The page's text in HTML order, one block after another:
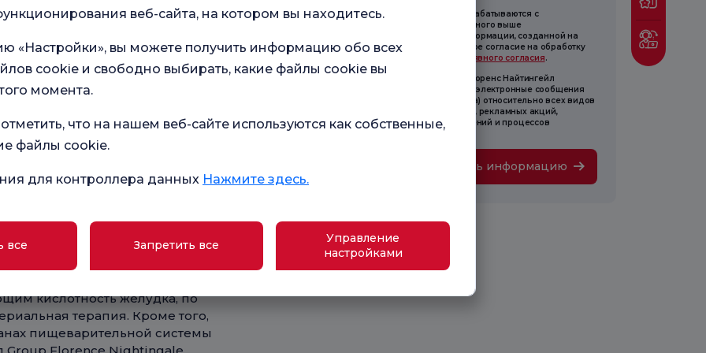
H. pylori, которая не лечится на
тип рака, который
метастазировать.
прямой кишкой.
печени и образование
заболевания печени.
и подход
Florence Nightingale
врачами-специалистами в
таких как рефлюкс, гастрит и язва,
кислотность желудка, по
терапия. Кроме того,
пищеварительной системы
Мои персональные данные обрабатываются с
использованием предоставленного выше
информационного текста и информации, созданной на
основе этого текста. Я даю явное согласие на обработку
Тексте явного согласия.
Я даю согласие на то, чтобы Флоренс Найтингейл
отправляла мне коммерческие электронные сообщения
(звонок, SMS, электронная почта) относительно всех видов
информации, опросов, рекламы, рекламных акций,
маркетинга, открытий, приглашений и процессов
проведения мероприятий.
Получить информацию
веб-сайта, на котором вы находитесь.
«Настройки», вы можете получить информацию обо всех
cookie и свободно выбирать, какие файлы cookie вы
момента.
что на нашем веб-сайте используются как собственные,
файлы cookie.
для контроллера данных Нажмите здесь.
все Запретить все
Управление
настройками